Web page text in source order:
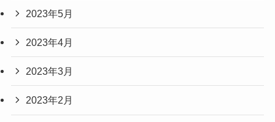
2023年5月
2023年4月
2023年3月
2023年2月